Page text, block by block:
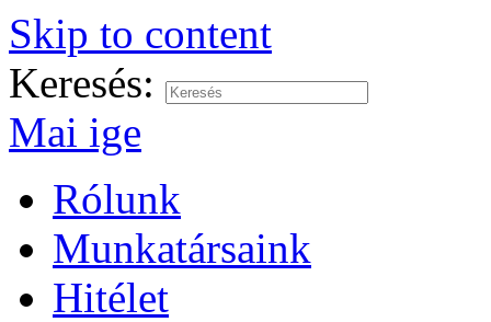
Skip to content
Keresés:
Mai ige
Rólunk
Munkatársaink
Hitélet